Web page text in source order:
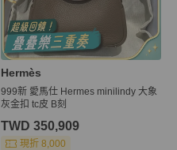
Hermès
999新 愛馬仕 Hermes minilindy 大象
灰金扣 tc皮 B刻
TWD 350,909
現折 8,000